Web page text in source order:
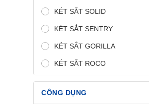
KÉT SẮT SOLID
KÉT SẮT SENTRY
KÉT SẮT GORILLA
KÉT SẮT ROCO
CÔNG DỤNG